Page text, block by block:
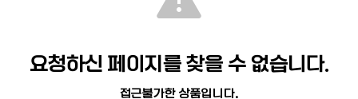
요청하신 페이지를 찾을 수 없습니다.
접근불가한 상품입니다.